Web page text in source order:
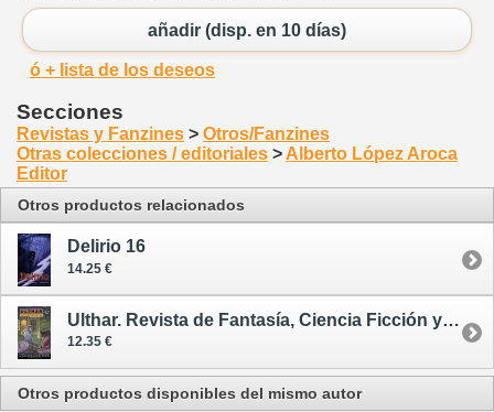
añadir (disp. en 10 días)
ó + lista de los deseos
Secciones
Revistas y Fanzines > Otros/Fanzines
Otras colecciones / editoriales > Alberto López Aroca
Editor
Otros productos relacionados
Delirio 16
14.25 €
Ulthar. Revista de Fantasía, Ciencia Ficción y Terror 1
12.35 €
Otros productos disponibles del mismo autor